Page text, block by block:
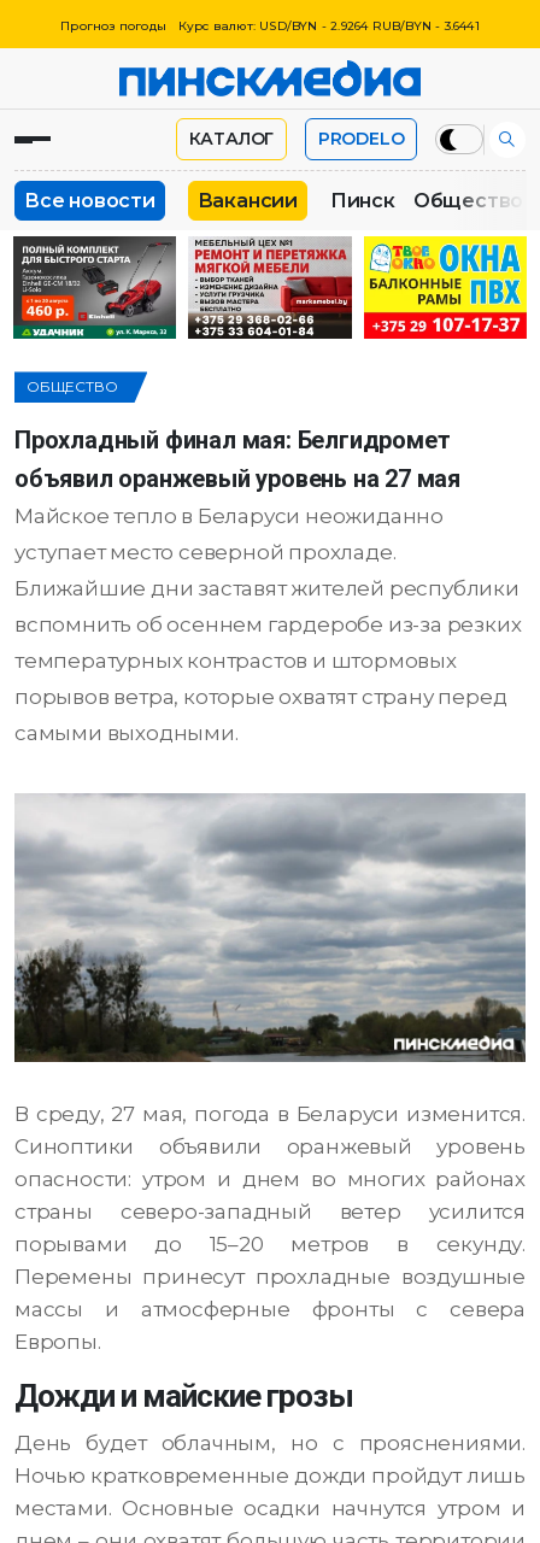
Прогноз погоды Курс валют: USD/BYN - 2.9264 RUB/BYN - 3.6441
КАТАЛОГ PRODELO
Все новости Вакансии Пинск Общество
ОБЩЕСТВО
Прохладный финал мая: Белгидромет
объявил оранжевый уровень на 27 мая
Майское тепло в Беларуси неожиданно
уступает место северной прохладе.
Ближайшие дни заставят жителей республики
вспомнить об осеннем гардеробе из-за резких
температурных контрастов и штормовых
порывов ветра, которые охватят страну перед
самыми выходными.
В среду, 27 мая, погода в Беларуси изменится.
Синоптики объявили оранжевый уровень
опасности: утром и днем во многих районах
страны северо-западный ветер усилится
порывами до 15–20 метров в секунду.
Перемены принесут прохладные воздушные
массы и атмосферные фронты с севера
Европы.
Дожди и майские грозы
День будет облачным, но с прояснениями.
Ночью кратковременные дожди пройдут лишь
местами. Основные осадки начнутся утром и